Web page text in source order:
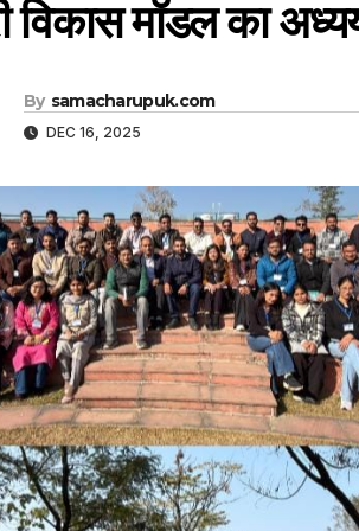
विकास मॉडल का
By samacharupuk.com
DEC 16, 2025